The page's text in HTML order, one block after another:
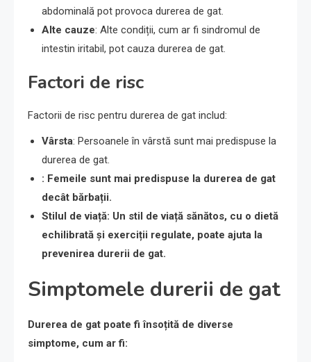
abdominală pot provoca durerea de gat.
Alte cauze: Alte condiții, cum ar fi sindromul de
intestin iritabil, pot cauza durerea de gat.
Factori de risc
Factorii de risc pentru durerea de gat includ:
Vârsta: Persoanele în vârstă sunt mai predispuse la
durerea de gat.
: Femeile sunt mai predispuse la durerea de gat
decât bărbații.
Stilul de viață: Un stil de viață sănătos, cu o dietă
echilibrată și exerciții regulate, poate ajuta la
prevenirea durerii de gat.
Simptomele durerii de gat
Durerea de gat poate fi însoțită de diverse
simptome, cum ar fi: